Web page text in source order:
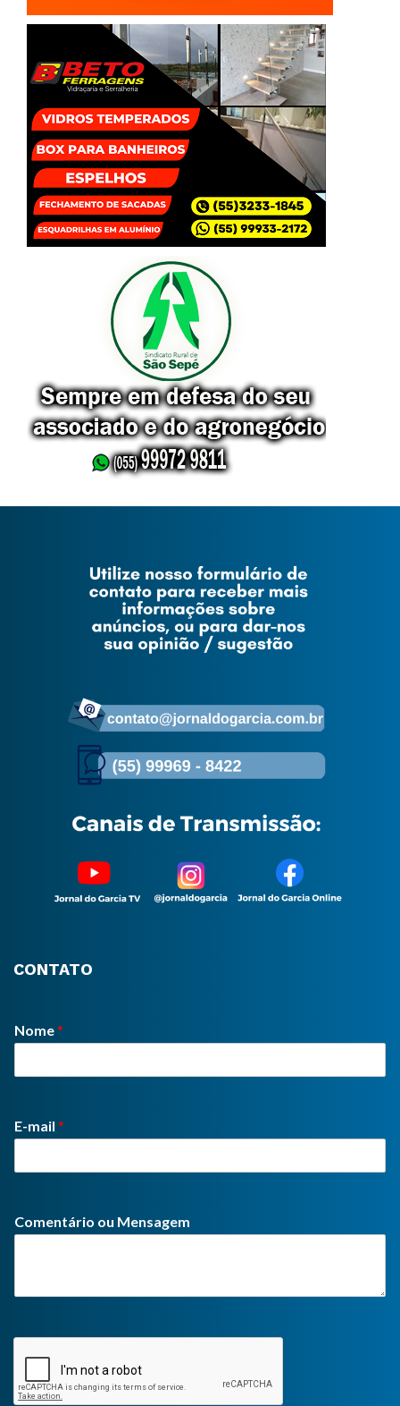
CONTATO
Nome*
E-mail *
Comentário ou Mensagem